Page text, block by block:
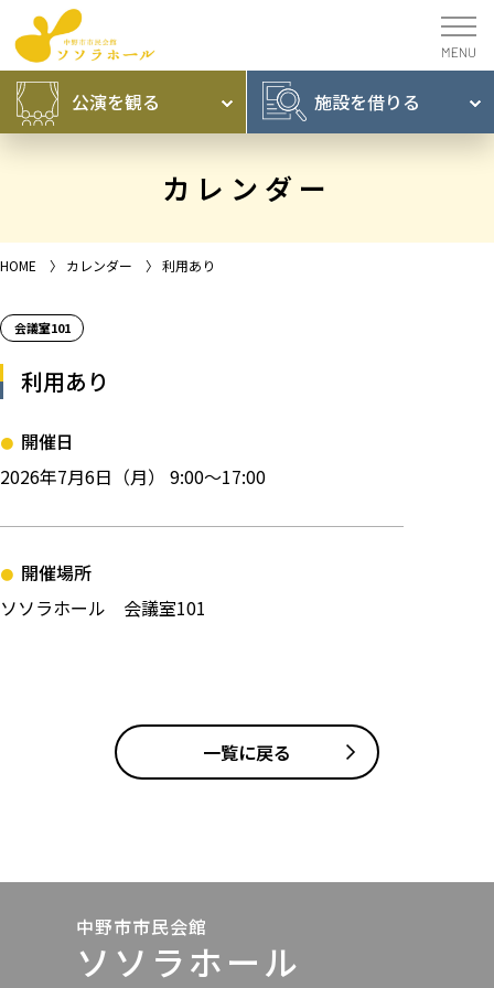
公演を観る 施設を借りる
カレンダー
HOME 〉 カレンダー 〉 利用あり
会議室101
利用あり
開催日
2026年7月6日（月） 9:00～17:00
開催場所
ソソラホール 会議室101
一覧に戻る
中野市市民会館
ソソラホール